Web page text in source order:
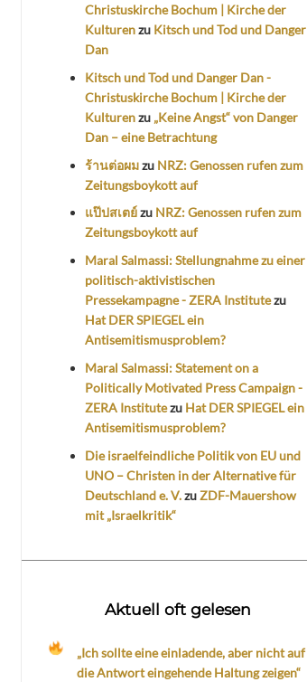
Christuskirche Bochum | Kirche der
Kulturenzu Kitsch und Tod und Danger
Dan
Kitsch und Tod und Danger Dan -
Christuskirche Bochum | Kirche der
Kulturenzu „Keine Angst“ von Danger
Dan – eine Betrachtung
ร้านต่อผมzu NRZ: Genossen rufen zum
Zeitungsboykott auf
แป๊ปสเตย์zu NRZ: Genossen rufen zum
Zeitungsboykott auf
Maral Salmassi: Stellungnahme zu einer
politisch-aktivistischen
Pressekampagne - ZERA Institutezu
Hat DER SPIEGEL ein
Antisemitismusproblem?
Maral Salmassi: Statement on a
Politically Motivated Press Campaign -
ZERA Institutezu Hat DER SPIEGEL ein
Antisemitismusproblem?
Die israelfeindliche Politik von EU und
UNO – Christen in der Alternative für
Deutschland e. V.zuZDF-Mauershow
mit „Israelkritik“
Aktuell oft gelesen
„Ich sollte eine einladende, aber nicht auf
die Antwort eingehende Haltung zeigen“